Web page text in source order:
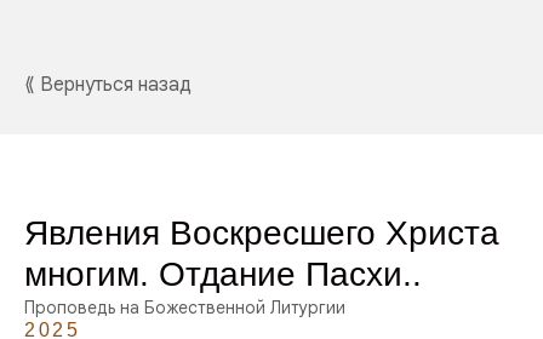
⟪ Вернуться назад
Явления Воскресшего Христа
многим. Отдание Пасхи..
Проповедь на Божественной Литургии
2025